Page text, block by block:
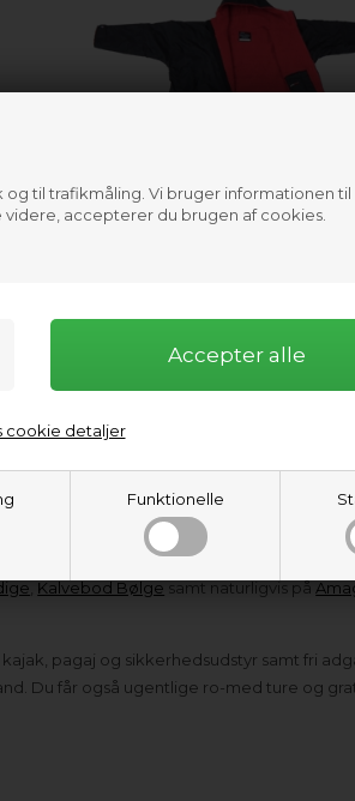
til trafikmåling. Vi bruger informationen til
accepterer du brugen af cookies.
Funktionelle
cookie detaljer
til kajak eller SUP til 2 dages
Kalvebod Bølge samt naturligvis på
pagaj og sikkerhedsudstyr samt fri
Du får også ugentlige ro-med ture og